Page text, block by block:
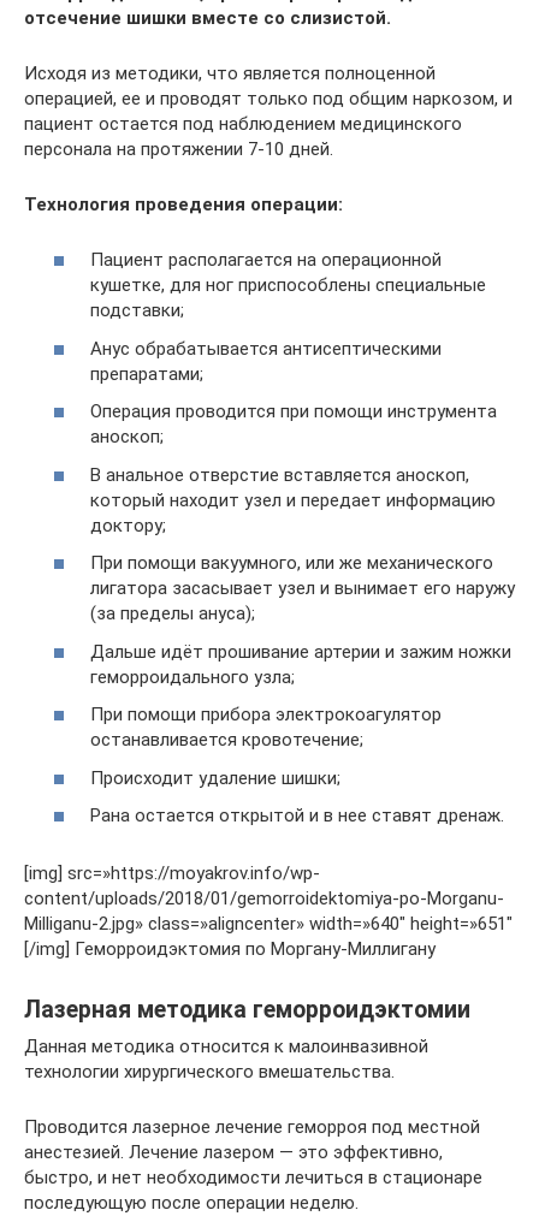
отсечение шишки вместе со слизистой.
Исходя из методики, что является полноценной
операцией, ее и проводят только под общим наркозом, и
пациент остается под наблюдением медицинского
персонала на протяжении 7-10 дней.
Технология проведения операции:
Пациент располагается на операционной
кушетке, для ног приспособлены специальные
подставки;
Анус обрабатывается антисептическими
препаратами;
Операция проводится при помощи инструмента
аноскоп;
В анальное отверстие вставляется аноскоп,
который находит узел и передает информацию
доктору;
При помощи вакуумного, или же механического
лигатора засасывает узел и вынимает его наружу
(за пределы ануса);
Дальше идёт прошивание артерии и зажим ножки
геморроидального узла;
При помощи прибора электрокоагулятор
останавливается кровотечение;
Происходит удаление шишки;
Рана остается открытой и в нее ставят дренаж.
[img] src=»https://moyakrov.info/wp-
content/uploads/2018/01/gemorroidektomiya-po-Morganu-
Milliganu-2.jpg» class=»aligncenter» width=»640″ height=»651″
[/img] Геморроидэктомия по Моргану-Миллигану
Лазерная методика геморроидэктомии
Данная методика относится к малоинвазивной
технологии хирургического вмешательства.
Проводится лазерное лечение геморроя под местной
анестезией. Лечение лазером — это эффективно,
быстро, и нет необходимости лечиться в стационаре
последующую после операции неделю.